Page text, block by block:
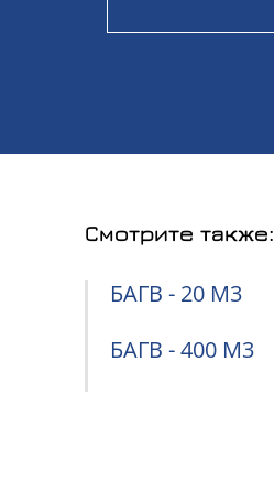
Смотрите также:
БАГВ - 20 М3
БАГВ - 400 М3